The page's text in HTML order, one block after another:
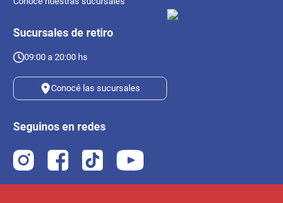
Sucursales de retiro
09:00 a 20:00 hs
Conocé las sucursales
Seguinos en redes